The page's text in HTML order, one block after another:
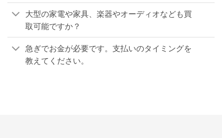
大型の家電や家具、楽器やオーディオなども買
取可能ですか？
急ぎでお金が必要です。支払いのタイミングを
教えてください。